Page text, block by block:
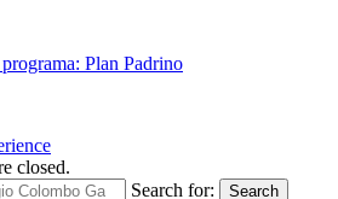
Plan Padrino
closed.
Search for:
Search